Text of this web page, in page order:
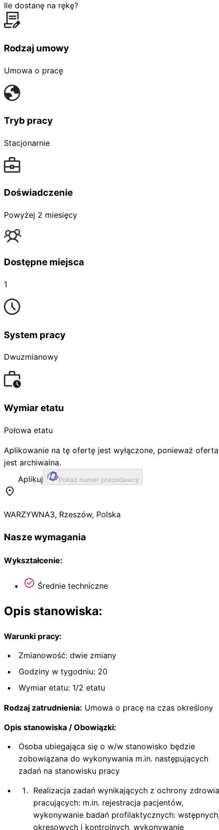
Ile dostanę na rękę?
Rodzaj umowy
Umowa o pracę
Tryb pracy
Stacjonarnie
Doświadczenie
Powyżej 2 miesięcy
Dostępne miejsca
1
System pracy
Dwuzmianowy
Wymiar etatu
Połowa etatu
Aplikowanie na tę ofertę jest wyłączone, ponieważ oferta
jest archiwalna.
Aplikuj
Pokaż numer pracodawcy
WARZYWNA3, Rzeszów, Polska
Nasze wymagania
Wykształcenie:
Średnie techniczne
Opis stanowiska:
Warunki pracy:
Zmianowość: dwie zmiany
Godziny w tygodniu: 20
Wymiar etatu: 1/2 etatu
Rodzaj zatrudnienia: Umowa o pracę na czas określony
Opis stanowiska / Obowiązki:
Osoba ubiegająca się o w/w stanowisko będzie
zobowiązana do wykonywania m.in. następujących
zadań na stanowisku pracy
Realizacja zadań wynikających z ochrony zdrowia
pracujących: m.in. rejestracja pacjentów,
wykonywanie badań profilaktycznych:
okresowych i kontrolnych, wykonywanie